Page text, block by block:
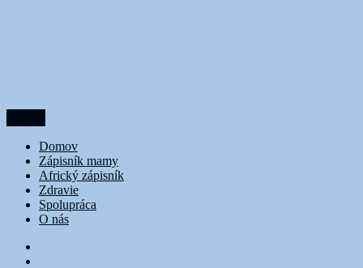
DoubleTrouble
Domov
Zápisník mamy
Africký zápisník
Zdravie
Spolupráca
O nás